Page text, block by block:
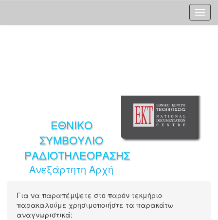
ΕΘΝΙΚΟ
ΣΥΜΒΟΥΛΙΟ
ΡΑΔΙΟΤΗΛΕΟΡΑΣΗΣ
Ανεξάρτητη Αρχή
Για να παραπέμψετε στο παρόν τεκμήριο
παρακαλούμε χρησιμοποιήστε τα παρακάτω
αναγνωριστικά: